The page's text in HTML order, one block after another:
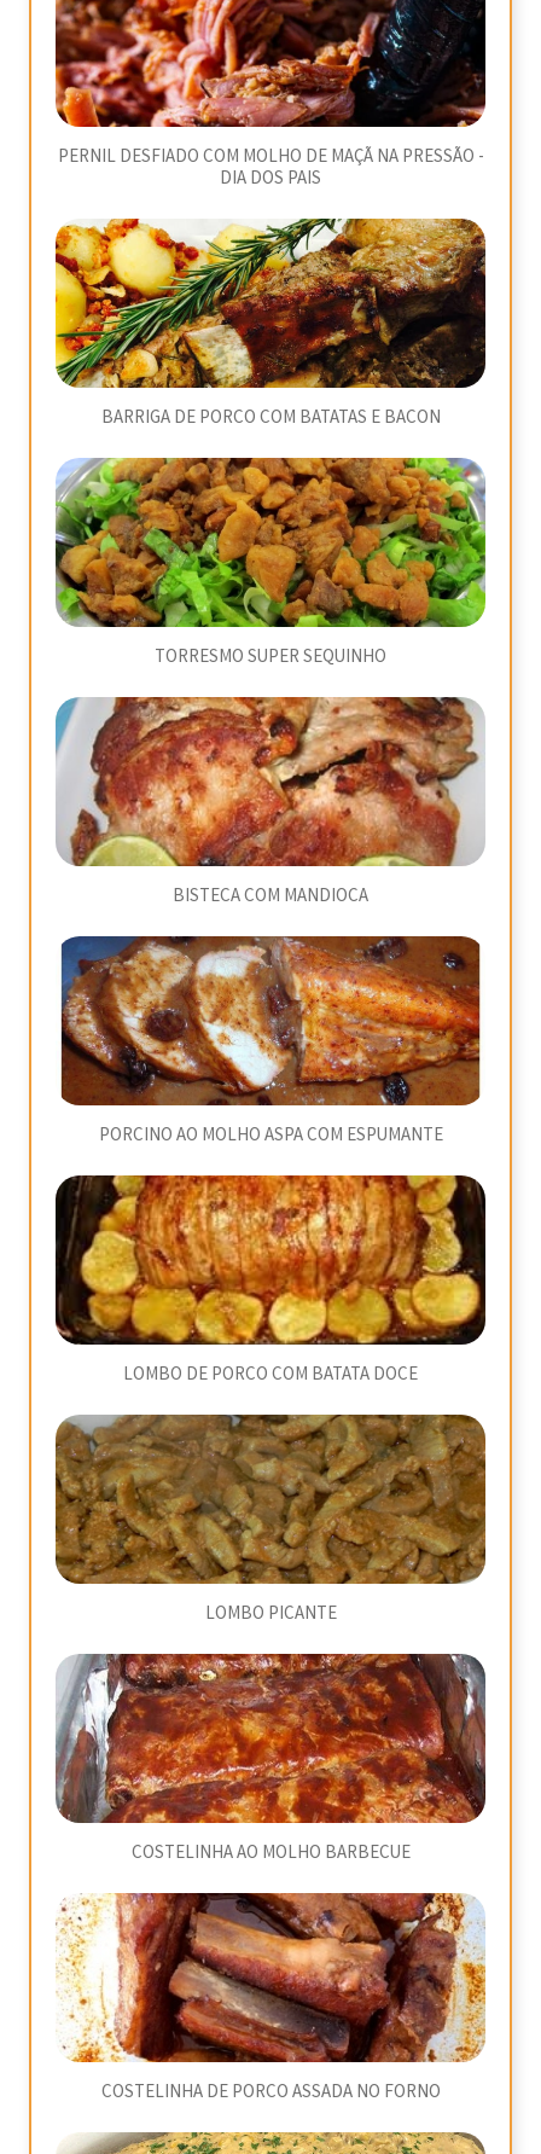
PERNIL DESFIADO COM MOLHO DE MAÇÃ NA PRESSÃO -
DIA DOS PAIS
BARRIGA DE PORCO COM BATATAS E BACON
TORRESMO SUPER SEQUINHO
BISTECA COM MANDIOCA
PORCINO AO MOLHO ASPA COM ESPUMANTE
LOMBO DE PORCO COM BATATA DOCE
LOMBO PICANTE
COSTELINHA AO MOLHO BARBECUE
COSTELINHA DE PORCO ASSADA NO FORNO